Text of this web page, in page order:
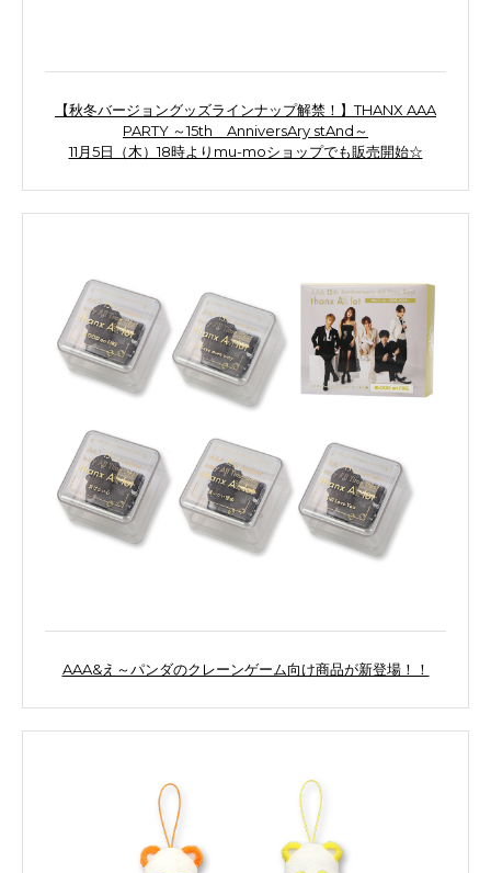
【秋冬バージョングッズラインナップ解禁！】THANX AAA
PARTY ～15th AnniversAry stAnd～
11月5日（木）18時よりmu-moショップでも販売開始☆
AAA&え～パンダのクレーンゲーム向け商品が新登場！！